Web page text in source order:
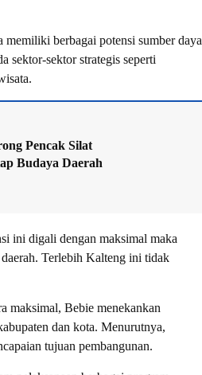
berbagai potensi sumber daya
sektor-sektor strategis seperti
Pencak Silat
Budaya Daerah
ini digali dengan maksimal maka
Terlebih Kalteng ini tidak
maksimal, Bebie menekankan
dan kota. Menurutnya,
tujuan pembangunan.